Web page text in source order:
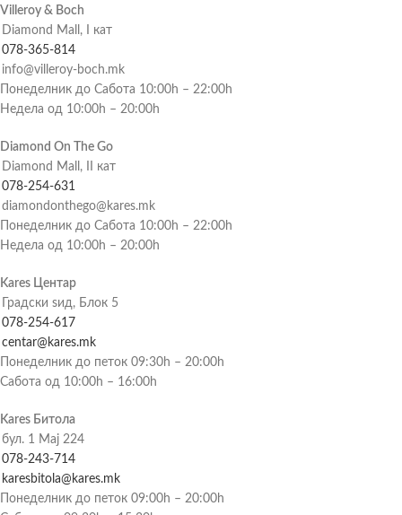
Villeroy & Boch
Diamond Mall, I кат
078-365-814
info@villeroy-boch.mk
Понеделник до Сабота 10:00h – 22:00h
Недела од 10:00h – 20:00h
Diamond On The Go
Diamond Mall, II кат
078-254-631
diamondonthego@kares.mk
Понеделник до Сабота 10:00h – 22:00h
Недела од 10:00h – 20:00h
Kares Центар
Градски ѕид, Блок 5
078-254-617
centar@kares.mk
Понеделник до петок 09:30h – 20:00h
Сабота од 10:00h – 16:00h
Kares Битола
бул. 1 Мај 224
078-243-714
karesbitola@kares.mk
Понеделник до петок 09:00h – 20:00h